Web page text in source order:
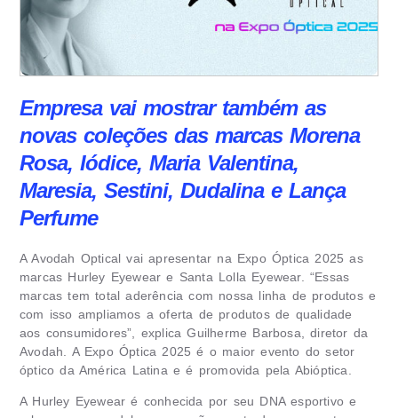
Empresa vai mostrar também as
novas coleções das marcas Morena
Rosa, Iódice, Maria Valentina,
Maresia, Sestini, Dudalina e Lança
Perfume
A Avodah Optical vai apresentar na Expo Óptica 2025 as
marcas Hurley Eyewear e Santa Lolla Eyewear. “Essas
marcas tem total aderência com nossa linha de produtos e
com isso ampliamos a oferta de produtos de qualidade
aos consumidores”, explica Guilherme Barbosa, diretor da
Avodah. A Expo Óptica 2025 é o maior evento do setor
óptico da América Latina e é promovida pela Abióptica.
A Hurley Eyewear é conhecida por seu DNA esportivo e